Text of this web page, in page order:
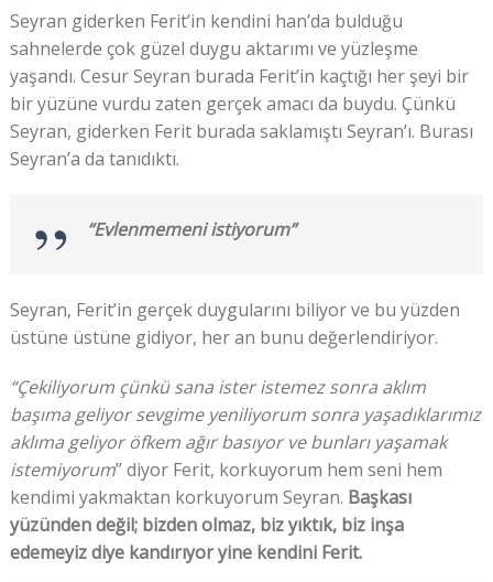
Seyran giderken Ferit’in kendini han’da bulduğu
sahnelerde çok güzel duygu aktarımı ve yüzleşme
yaşandı. Cesur Seyran burada Ferit’in kaçtığı her şeyi bir
bir yüzüne vurdu zaten gerçek amacı da buydu. Çünkü
Seyran, giderken Ferit burada saklamıştı Seyran’ı. Burası
Seyran’a da tanıdıktı.
“Evlenmemeni istiyorum”
Seyran, Ferit’in gerçek duygularını biliyor ve bu yüzden
üstüne üstüne gidiyor, her an bunu değerlendiriyor.
“Çekiliyorum çünkü sana ister istemez sonra aklım
başıma geliyor sevgime yeniliyorum sonra yaşadıklarımız
aklıma geliyor öfkem ağır basıyor ve bunları yaşamak
istemiyorum” diyor Ferit, korkuyorum hem seni hem
kendimi yakmaktan korkuyorum Seyran. Başkası
yüzünden değil; bizden olmaz, biz yıktık, biz inşa
edemeyiz diye kandırıyor yine kendini Ferit.